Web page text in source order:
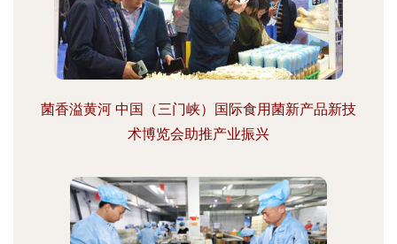
菌香溢黄河 中国（三门峡）国际食用菌新产品新技
术博览会助推产业振兴